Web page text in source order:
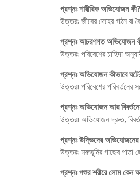
প্রশ্নঃ শারীরিক অভিযোজন
উত্তরঃ জীবের দেহের গঠন বা
প্রশ্নঃ আচরণগত অভিযোজন
উত্তরঃ পরিবেশের চাহিদা
প্রশ্নঃ অভিযোজন কীভাবে
উত্তরঃ পরিবেশের পরিবর্তনের
প্রশ্নঃ অভিযোজন আর
উত্তরঃ অভিযোজন দ্রুত, বিবর্তন
প্রশ্নঃ উদ্ভিদের
উত্তরঃ মরুভূমির গাছের পাতা
প্রশ্নঃ পশুর শরীরে লোম কেন